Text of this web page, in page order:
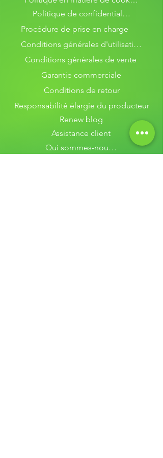
Politique de confidentialité
Procédure de prise en charge
Conditions générales d'utilisation
Conditions générales de vente
Garantie commerciale
Conditions de retour
Responsabilité élargie du producteur
Renew blog
Assistance client
Qui sommes-nous ?